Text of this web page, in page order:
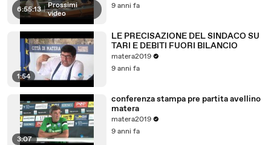
6:55:13 | Prossimi
video
9 anni fa
1:54
LE PRECISAZIONE DEL SINDACO SU
TARI E DEBITI FUORI BILANCIO
matera2019
9 anni fa
3:07
conferenza stampa pre partita avellino
matera
matera2019
9 anni fa